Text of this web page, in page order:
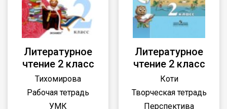
Литературное
чтение 2 класс
Тихомирова
Рабочая тетрадь
УМК
Литературное
чтение 2 класс
Коти
Творческая тетрадь
Перспектива